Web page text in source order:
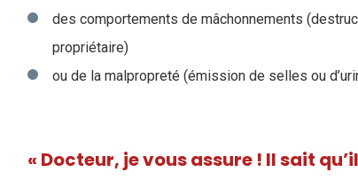
des comportements de mâchonnements
propriétaire)
ou de la malpropreté (émission de selles ou
« Docteur, je vous assure ! Il sait